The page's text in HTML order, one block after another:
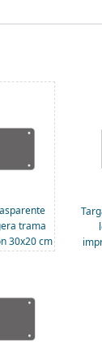
trama
30x20 cm